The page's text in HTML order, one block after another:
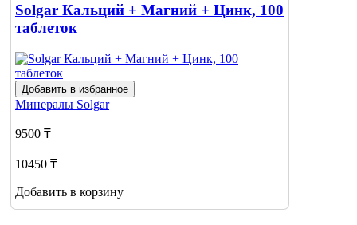
Solgar Кальций + Магний + Цинк, 100
таблеток
Добавить в избранное
Минералы Solgar
9500 ₸
10450 ₸
Добавить в корзину